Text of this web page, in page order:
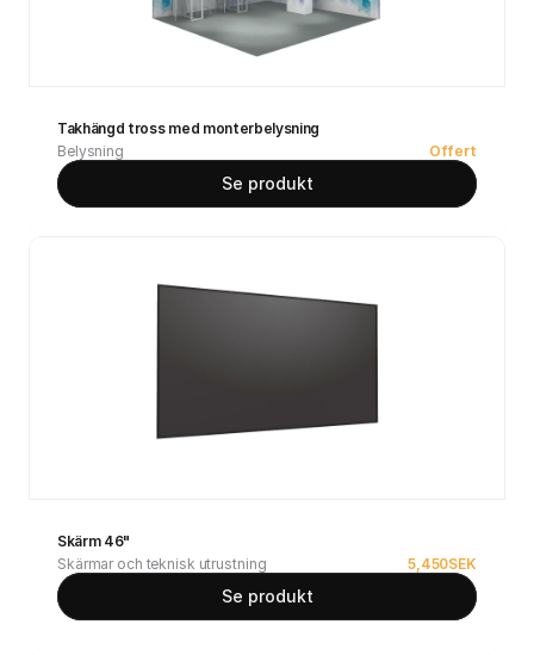
Takhängd tross med monterbelysning
Belysning
Offert
Se produkt
Skärm 46"
Skärmar och teknisk utrustning
5,450SEK
Se produkt